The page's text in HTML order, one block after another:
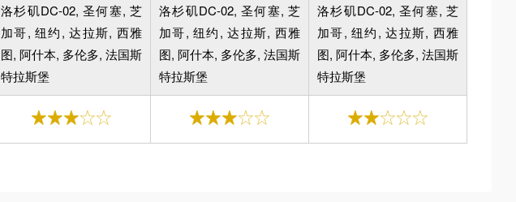
洛杉矶DC-02, 圣何塞, 芝
加哥, 纽约, 达拉斯, 西雅
图, 阿什本, 多伦多, 法国斯
特拉斯堡
洛杉矶DC-02, 圣何塞, 芝
加哥, 纽约, 达拉斯, 西雅
图, 阿什本, 多伦多, 法国斯
特拉斯堡
洛杉矶DC-02, 圣何塞, 芝
加哥, 纽约, 达拉斯, 西雅
图, 阿什本, 多伦多, 法国斯
特拉斯堡